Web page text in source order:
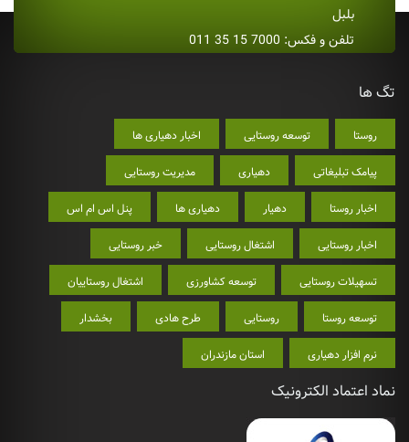
بلبل
تلفن و فکس: 7000 15 35 011
تگ ها
روستا توسعه روستایی اخبار دهیاری ها
پیامک تبلیغاتی دهیاری مدیریت روستایی
اخبار روستا دهیار دهیاری ها پنل اس ام اس
اخبار روستایی اشتغال روستایی خبر روستایی
تسهیلات روستایی توسعه کشاورزی اشتغال روستاییان
توسعه روستا روستایی طرح هادی بخشدار
نرم افزار دهیاری استان مازندران
نماد اعتماد الکترونیک